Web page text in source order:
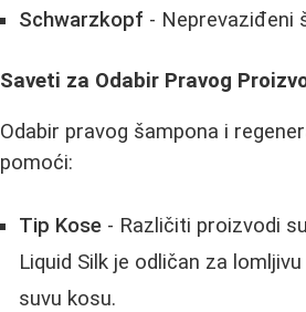
Schwarzkopf - Neprevaziđeni
Saveti za Odabir Pravog
Odabir pravog šampona i
pomoći:
Tip Kose - Različiti proizvodi
Liquid Silk je odličan za
suvu kosu.